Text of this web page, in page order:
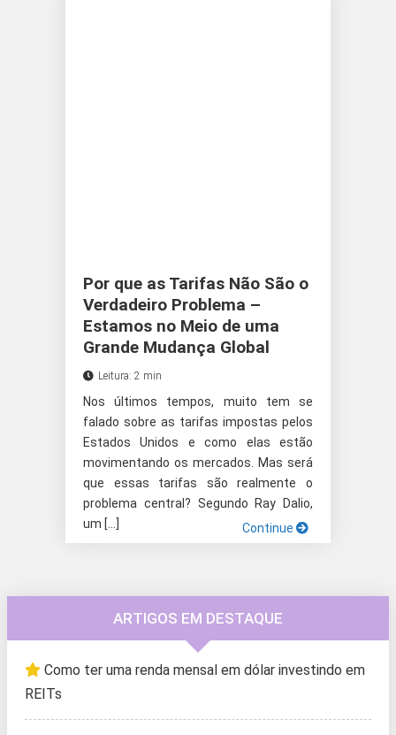
Por que as Tarifas Não São o
Verdadeiro Problema –
Estamos no Meio de uma
Grande Mudança Global
Leitura: 2 min
Nos últimos tempos, muito tem se
falado sobre as tarifas impostas pelos
Estados Unidos e como elas estão
movimentando os mercados. Mas será
que essas tarifas são realmente o
problema central? Segundo Ray Dalio,
um […]
Continue
ARTIGOS EM DESTAQUE
Como ter uma renda mensal em dólar investindo em
REITs